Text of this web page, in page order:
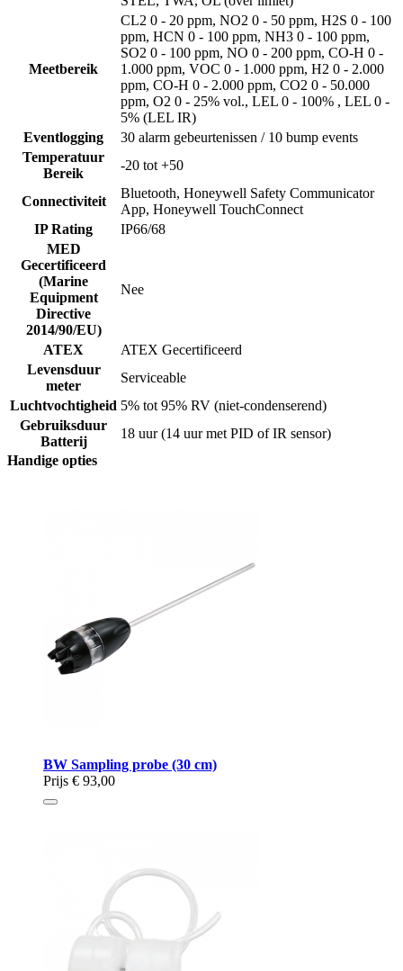
Meetbereik
CL2 0 - 20 ppm, NO2 0 - 50 ppm, H2S 0 - 100
ppm, HCN 0 - 100 ppm, NH3 0 - 100 ppm,
SO2 0 - 100 ppm, NO 0 - 200 ppm, CO-H 0 -
1.000 ppm, VOC 0 - 1.000 ppm, H2 0 - 2.000
ppm, CO-H 0 - 2.000 ppm, CO2 0 - 50.000
ppm, O2 0 - 25% vol., LEL 0 - 100% , LEL 0 -
5% (LEL IR)
Eventlogging
30 alarm gebeurtenissen / 10 bump events
Temperatuur
Bereik
-20 tot +50
Connectiviteit
Bluetooth, Honeywell Safety Communicator
App, Honeywell TouchConnect
IP Rating
IP66/68
MED
Gecertificeerd
(Marine
Equipment
Directive
2014/90/EU)
Nee
ATEX
ATEX Gecertificeerd
Levensduur
meter
Serviceable
Luchtvochtigheid 5% tot 95% RV (niet-condenserend)
Gebruiksduur
Batterij
18 uur (14 uur met PID of IR sensor)
Handige opties
BW Sampling probe (30 cm)
Prijs € 93,00